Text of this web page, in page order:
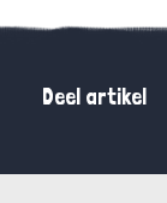
Deel artikel